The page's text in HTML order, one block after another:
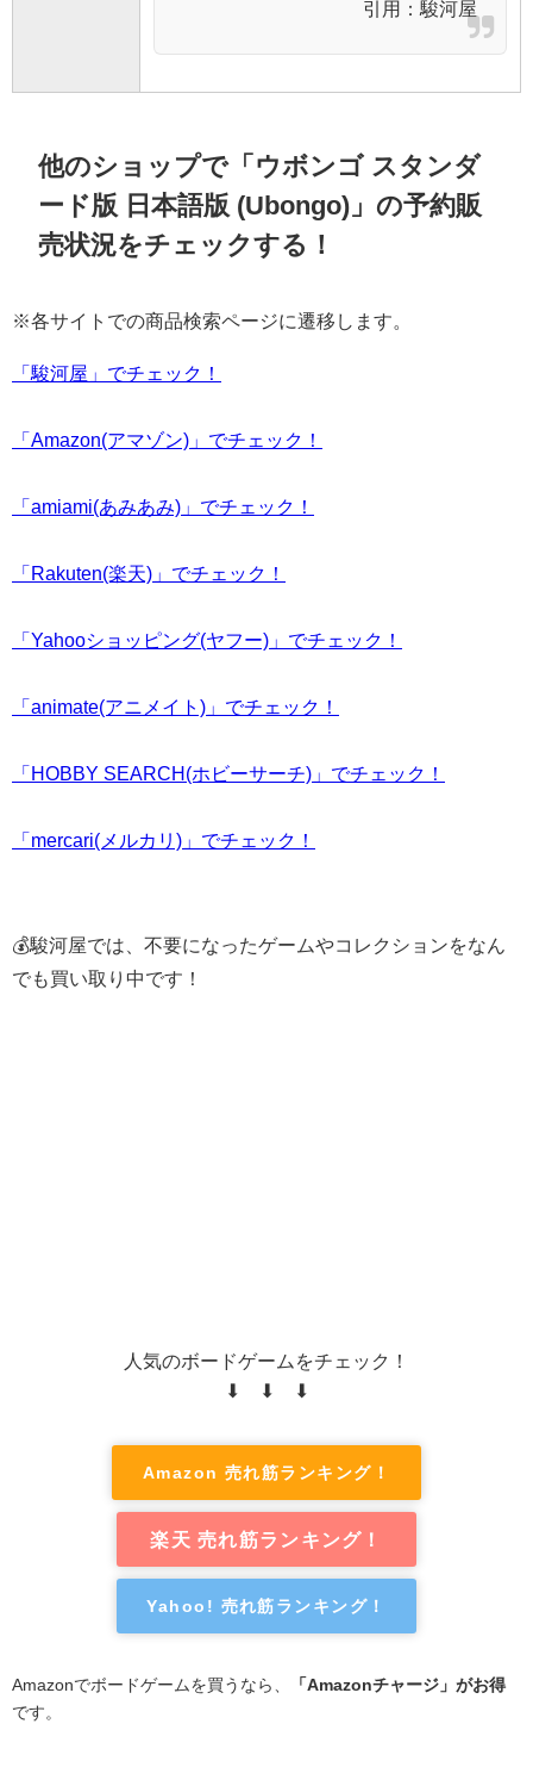
引用： 駿河屋
他のショップで「ウボンゴ スタンダ
ード版 日本語版 (Ubongo)」の予約販
売状況をチェックする！
※各サイトでの商品検索ページに遷移します。
「駿河屋」でチェック！
「Amazon(アマゾン)」でチェック！
「amiami(あみあみ)」でチェック！
「Rakuten(楽天)」でチェック！
「Yahooショッピング(ヤフー)」でチェック！
「animate(アニメイト)」でチェック！
「HOBBY SEARCH(ホビーサーチ)」でチェック！
「mercari(メルカリ)」でチェック！
💰駿河屋では、不要になったゲームやコレクションをなん
でも買い取り中です！
人気のボードゲームをチェック！
⬇ ⬇ ⬇
Amazon 売れ筋ランキング！
楽天 売れ筋ランキング！
Yahoo! 売れ筋ランキング！
Amazonでボードゲームを買うなら、
「Amazonチャージ」がお得
です。